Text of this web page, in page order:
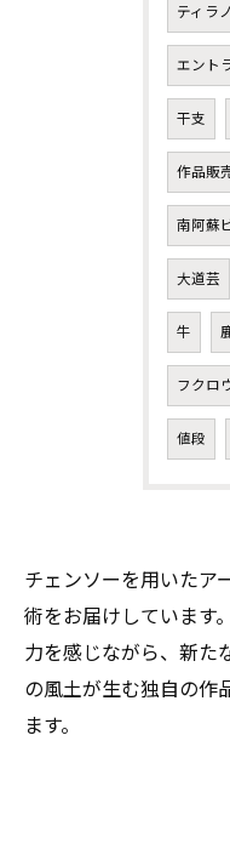
ティラ
エント
干支
作品販
南阿蘇
大道芸
牛
フクロ
値段
チェンソーを用いたア
術をお届けしています
力を感じながら、新た
の風土が生む独自の作
ます。